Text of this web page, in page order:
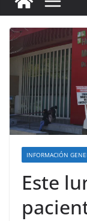
INFORMACIÓN
Este